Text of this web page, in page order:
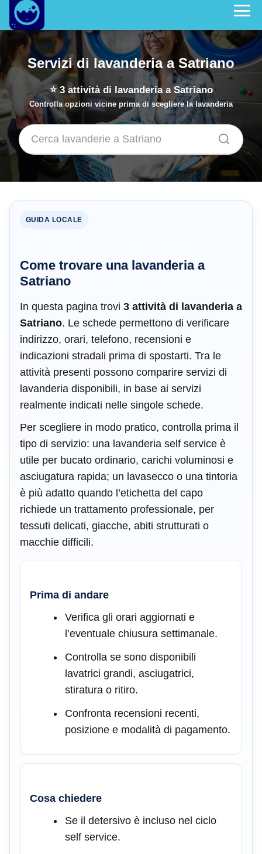
Servizi di lavanderia a Satriano
⭐3attività di lavanderia a Satriano
Controlla opzioni vicine prima di scegliere la lavanderia
GUIDA LOCALE
Come trovare una lavanderia a
Satriano
In questa pagina trovi 3 attività di lavanderia a
Satriano. Le schede permettono di verificare
indirizzo, orari, telefono, recensioni e
indicazioni stradali prima di spostarti. Tra le
attività presenti possono comparire servizi di
lavanderia disponibili, in base ai servizi
realmente indicati nelle singole schede.
Per scegliere in modo pratico, controlla prima il
tipo di servizio: una lavanderia self service è
utile per bucato ordinario, carichi voluminosi e
asciugatura rapida; un lavasecco o una tintoria
è più adatto quando l’etichetta del capo
richiede un trattamento professionale, per
tessuti delicati, giacche, abiti strutturati o
macchie difficili.
Prima di andare
Verifica gli orari aggiornati e
l’eventuale chiusura settimanale.
Controlla se sono disponibili
lavatrici grandi, asciugatrici,
stiratura o ritiro.
Confronta recensioni recenti,
posizione e modalità di pagamento.
Cosa chiedere
Se il detersivo è incluso nel ciclo
self service.